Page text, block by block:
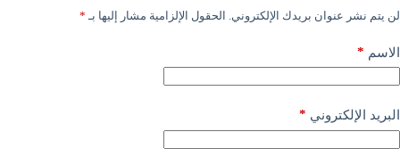
لن يتم نشر عنوان بريدك الإلكتروني. الحقول الإلزامية مشار إليها بـ *
الاسم *
البريد الإلكتروني *